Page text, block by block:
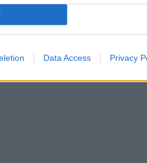
Data Access Privacy